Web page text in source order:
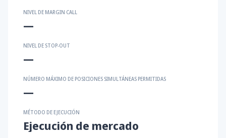
NIVEL DE MARGIN CALL
—
NIVEL DE STOP-OUT
—
NÚMERO MÁXIMO DE POSICIONES SIMULTÁNEAS PERMITIDAS
—
MÉTODO DE EJECUCIÓN
Ejecución de mercado